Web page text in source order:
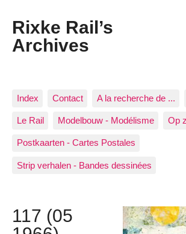
Rixke Rail’s
Archives
Index Contact A la recherche de ...
Le Rail Modelbouw - Modélisme Op
Postkaarten - Cartes Postales
Strip verhalen - Bandes dessinées
117 (05